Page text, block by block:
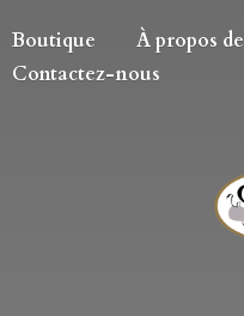
Boutique
À propos de
Contactez-nous